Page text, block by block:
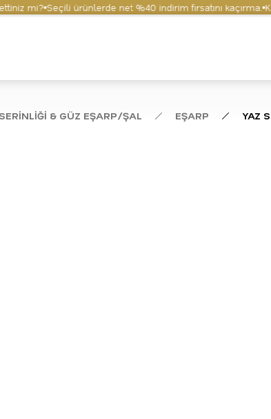
mi? Seçili ürünlerde net %40 indirim fırsatını kaçırma.
& GÜZ EŞARP/ŞAL EŞARP YAZ